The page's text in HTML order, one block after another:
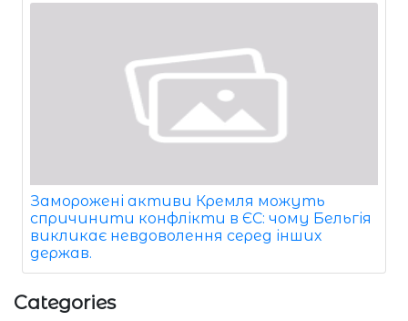
Заморожені активи Кремля можуть
спричинити конфлікти в ЄС: чому Бельгія
викликає невдоволення серед інших
держав.
Categories